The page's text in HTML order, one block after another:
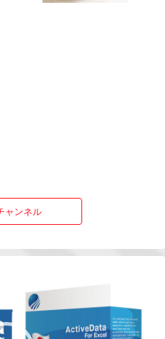
ャンネル